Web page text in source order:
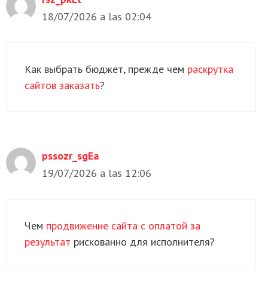
18/07/2026 a las 02:04
Как выбрать бюджет, прежде чем раскрутка
сайтов заказать?
pssozr_sgEa
19/07/2026 a las 12:06
Чем продвижение сайта с оплатой за
результат рискованно для исполнителя?